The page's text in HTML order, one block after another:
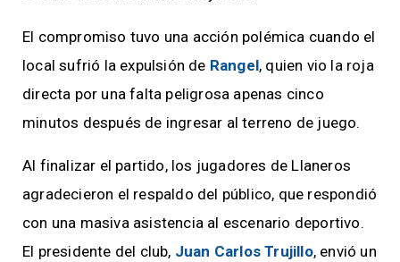
El compromiso tuvo una acción polémica cuando el
local sufrió la expulsión de Rangel, quien vio la roja
directa por una falta peligrosa apenas cinco
minutos después de ingresar al terreno de juego.
Al finalizar el partido, los jugadores de Llaneros
agradecieron el respaldo del público, que respondió
con una masiva asistencia al escenario deportivo.
El presidente del club, Juan Carlos Trujillo, envió un